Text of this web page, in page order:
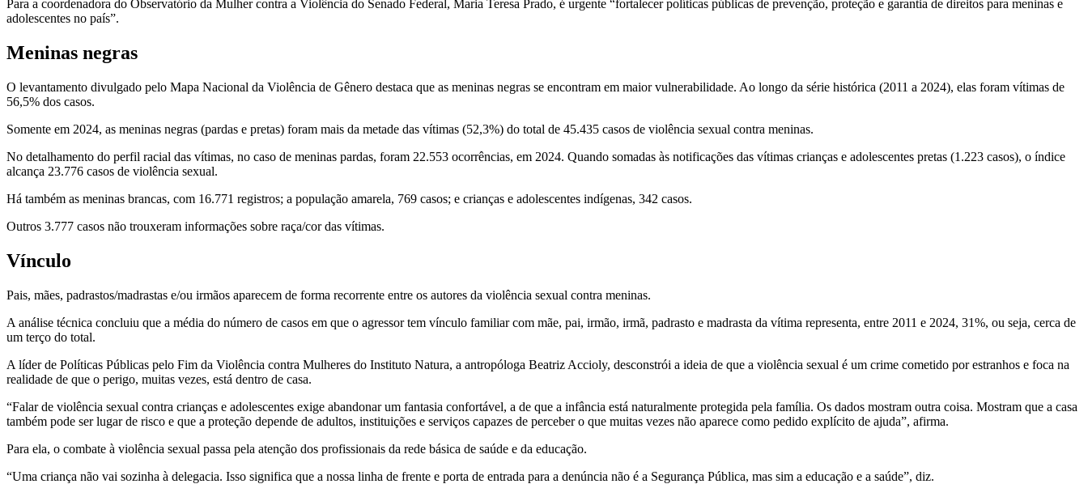
Para a coordenadora do Observatório da Mulher contra a Violência do Senado Federal, Maria Teresa Prado, é urgente “fortalecer políticas públicas de prevenção, proteção e garantia de direitos para meninas e
adolescentes no país”.
Meninas negras
O levantamento divulgado pelo Mapa Nacional da Violência de Gênero destaca que as meninas negras se encontram em maior vulnerabilidade. Ao longo da série histórica (2011 a 2024), elas foram vítimas de
56,5% dos casos.
Somente em 2024, as meninas negras (pardas e pretas) foram mais da metade das vítimas (52,3%) do total de 45.435 casos de violência sexual contra meninas.
No detalhamento do perfil racial das vítimas, no caso de meninas pardas, foram 22.553 ocorrências, em 2024. Quando somadas às notificações das vítimas crianças e adolescentes pretas (1.223 casos), o índice
alcança 23.776 casos de violência sexual.
Há também as meninas brancas, com 16.771 registros; a população amarela, 769 casos; e crianças e adolescentes indígenas, 342 casos.
Outros 3.777 casos não trouxeram informações sobre raça/cor das vítimas.
Vínculo
Pais, mães, padrastos/madrastas e/ou irmãos aparecem de forma recorrente entre os autores da violência sexual contra meninas.
A análise técnica concluiu que a média do número de casos em que o agressor tem vínculo familiar com mãe, pai, irmão, irmã, padrasto e madrasta da vítima representa, entre 2011 e 2024, 31%, ou seja, cerca de
um terço do total.
A líder de Políticas Públicas pelo Fim da Violência contra Mulheres do Instituto Natura, a antropóloga Beatriz Accioly, desconstrói a ideia de que a violência sexual é um crime cometido por estranhos e foca na
realidade de que o perigo, muitas vezes, está dentro de casa.
“Falar de violência sexual contra crianças e adolescentes exige abandonar um fantasia confortável, a de que a infância está naturalmente protegida pela família. Os dados mostram outra coisa. Mostram que a casa
também pode ser lugar de risco e que a proteção depende de adultos, instituições e serviços capazes de perceber o que muitas vezes não aparece como pedido explícito de ajuda”, afirma.
Para ela, o combate à violência sexual passa pela atenção dos profissionais da rede básica de saúde e da educação.
“Uma criança não vai sozinha à delegacia. Isso significa que a nossa linha de frente e porta de entrada para a denúncia não é a Segurança Pública, mas sim a educação e a saúde”, diz.